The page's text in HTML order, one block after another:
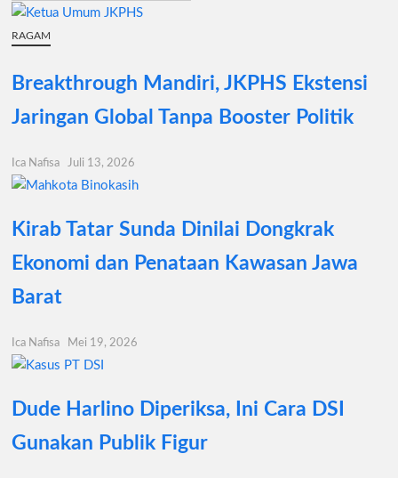
RAGAM
Breakthrough Mandiri, JKPHS Ekstensi
Jaringan Global Tanpa Booster Politik
Ica Nafisa Juli 13, 2026
Kirab Tatar Sunda Dinilai Dongkrak
Ekonomi dan Penataan Kawasan Jawa
Barat
Ica Nafisa Mei 19, 2026
Dude Harlino Diperiksa, Ini Cara DSI
Gunakan Publik Figur